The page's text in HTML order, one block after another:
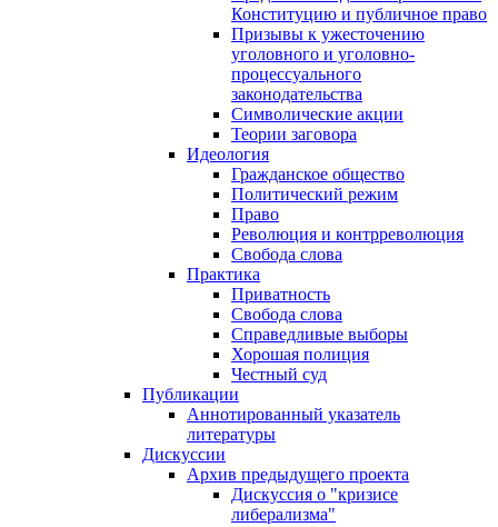
Конституцию и публичное право
Призывы к ужесточению
уголовного и уголовно-
процессуального
законодательства
Символические акции
Теории заговора
Идеология
Гражданское общество
Политический режим
Право
Революция и контрреволюция
Свобода слова
Практика
Приватность
Свобода слова
Справедливые выборы
Хорошая полиция
Честный суд
Публикации
Аннотированный указатель
литературы
Дискуссии
Архив предыдущего проекта
Дискуссия о "кризисе
либерализма"